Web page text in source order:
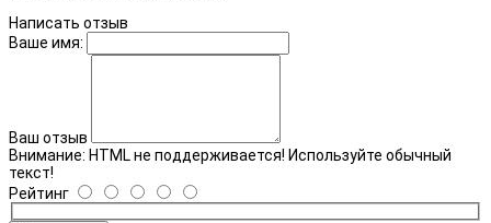
Написать отзыв
Ваше имя:
Ваш отзыв
Внимание: HTML не поддерживается! Используйте обычный
текст!
Рейтинг